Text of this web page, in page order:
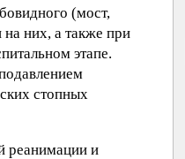
(мост,
на них, а также при
этапе.
стопных
реанимации и